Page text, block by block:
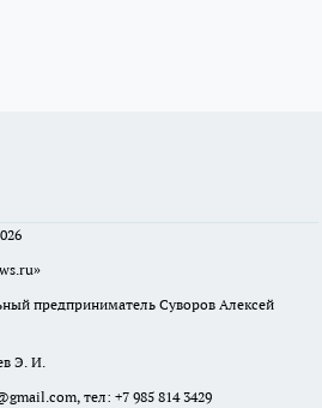
предприниматель Суворов Алексей
Э. И.
, тел: +7 985 814 3429